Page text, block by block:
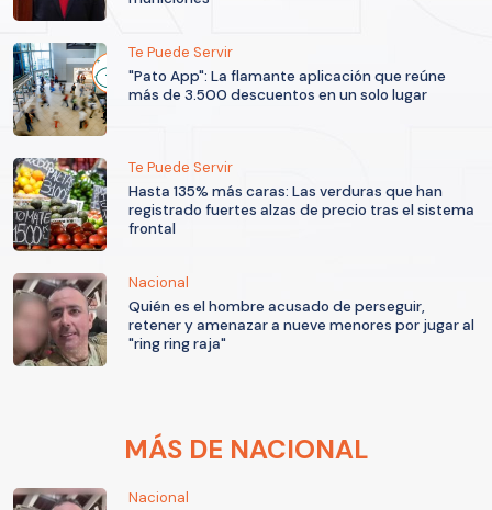
Te Puede Servir
"Pato App": La flamante aplicación que reúne
más de 3.500 descuentos en un solo lugar
Te Puede Servir
Hasta 135% más caras: Las verduras que han
registrado fuertes alzas de precio tras el sistema
frontal
Nacional
Quién es el hombre acusado de perseguir,
retener y amenazar a nueve menores por jugar al
"ring ring raja"
MÁS DE NACIONAL
Nacional